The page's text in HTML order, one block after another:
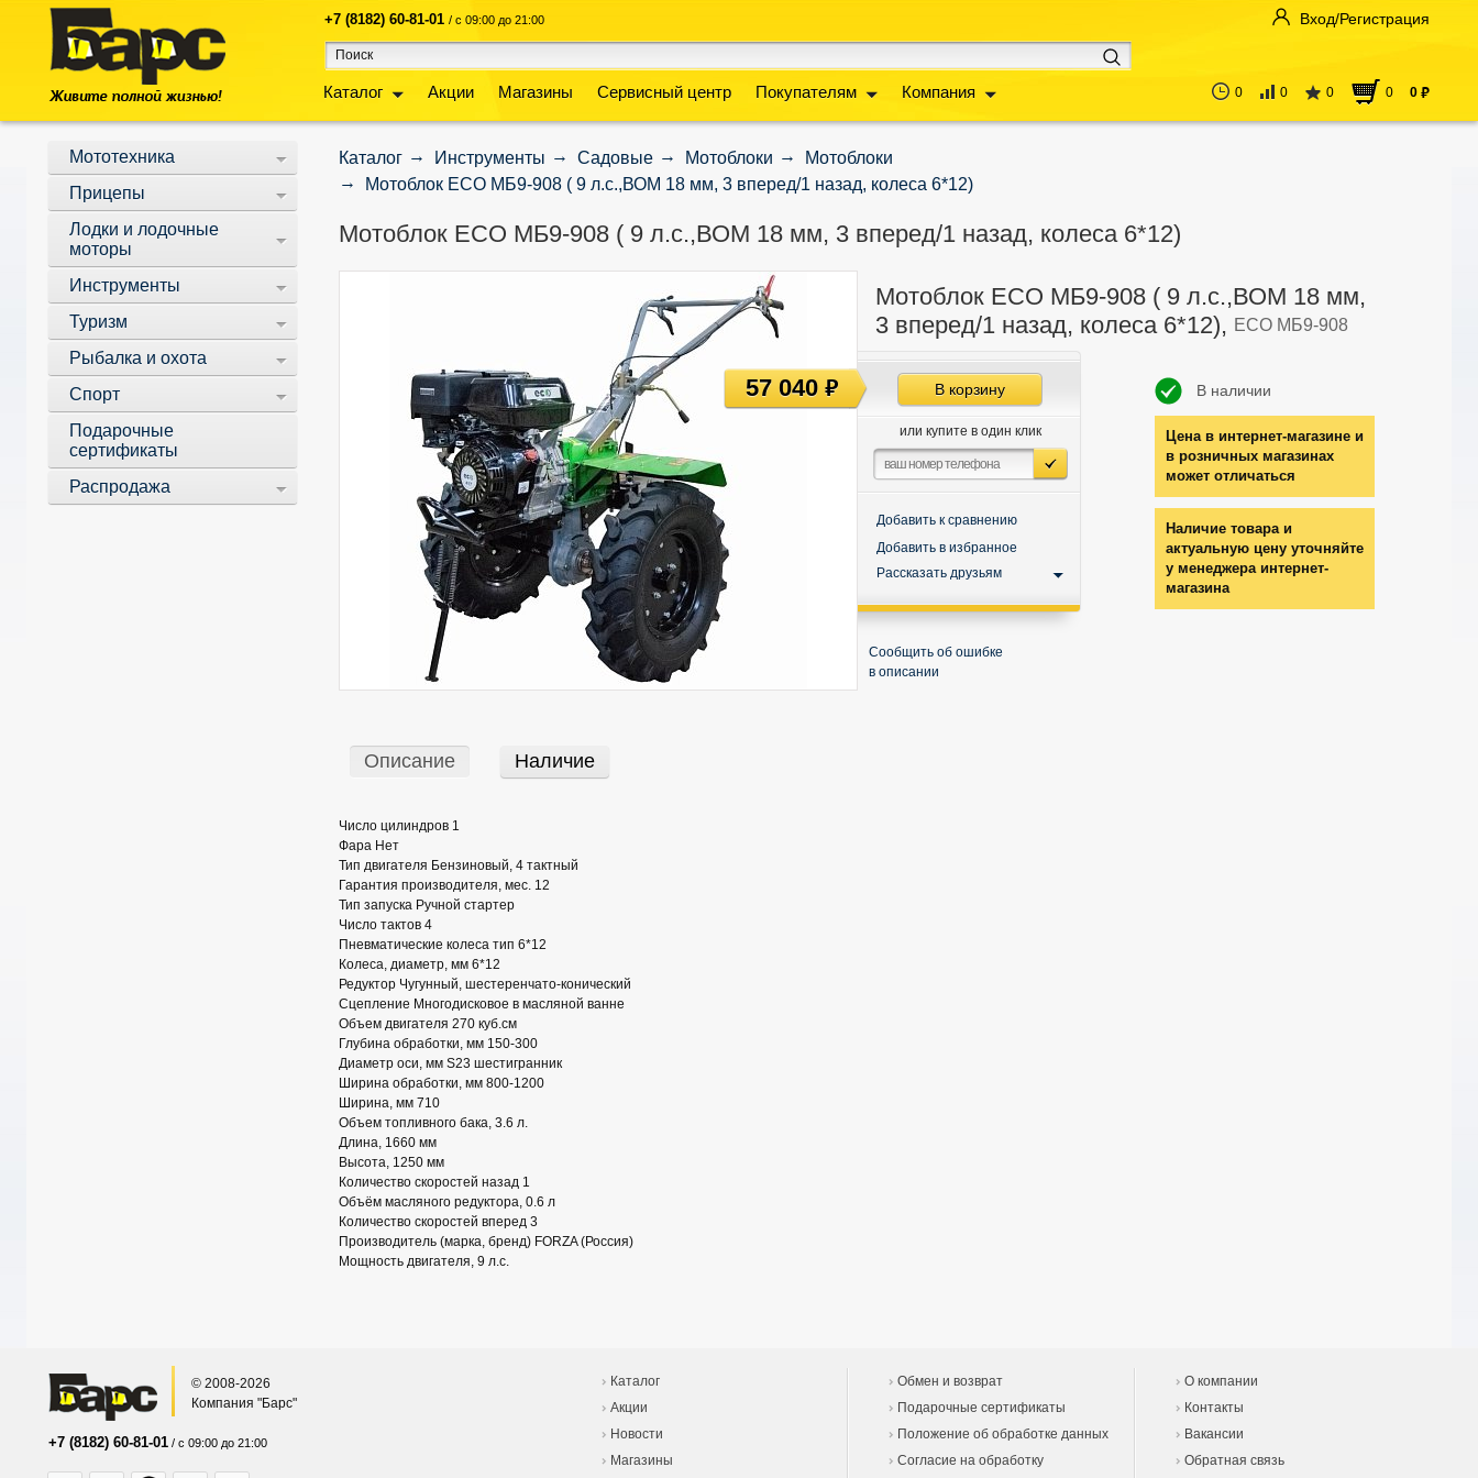
+7 (8182) 60-81-01 / с 09:00 до 21:00
Каталог Акции Магазины Сервисный центр Покупателям Компания
Вход/Регистрация
0 0 0 0 0 руб
Мототехника
Прицепы
Лодки и лодочные
моторы
Инструменты
Туризм
Рыбалка и охота
Спорт
Подарочные
сертификаты
Распродажа
Каталог Инструменты Садовые Мотоблоки
Мотоблоки
Мотоблок ECO МБ9-908 ( 9 л.с.,ВОМ 18 мм, 3 вперед/1 назад, колеса 6*12)
Мотоблок ECO МБ9-908 ( 9 л.с.,ВОМ 18 мм, 3 вперед/1 назад, колеса 6*12)
Мотоблок ECO МБ9-908 ( 9 л.с.,ВОМ 18 мм,
3 вперед/1 назад, колеса 6*12), ЕСО МБ9-908
В наличии
Цена в интернет-магазине и
в розничных магазинах
может отличаться
Наличие товара и
актуальную цену уточняйте
у менеджера интернет-
магазина
В корзину
или купите в один клик
Добавить к сравнению
Добавить в избранное
Рассказать друзьям
Сообщить об ошибке
в описании
57 040руб
Описание Наличие
Число цилиндров 1
Фара Нет
Тип двигателя Бензиновый, 4 тактный
Гарантия производителя, мес. 12
Тип запуска Ручной стартер
Число тактов 4
Пневматические колеса тип 6*12
Колеса, диаметр, мм 6*12
Редуктор Чугунный, шестеренчато-конический
Сцепление Многодисковое в масляной ванне
Объем двигателя 270 куб.см
Глубина обработки, мм 150-300
Диаметр оси, мм S23 шестигранник
Ширина обработки, мм 800-1200
Ширина, мм 710
Объем топливного бака, 3.6 л.
Длина, 1660 мм
Высота, 1250 мм
Количество скоростей назад 1
Объём масляного редуктора, 0.6 л
Количество скоростей вперед 3
Производитель (марка, бренд) FORZA (Россия)
Мощность двигателя, 9 л.с.
© 2008-2026
Компания "Барс"
+7 (8182) 60-81-01 / с 09:00 до 21:00
Каталог
Акции
Новости
Магазины
Обмен и возврат
Подарочные сертификаты
Положение об обработке данных
Согласие на обработку
О компании
Контакты
Вакансии
Обратная связь